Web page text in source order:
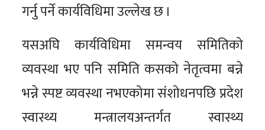
गर्नु पर्ने कार्यविधिमा उल्लेख छ ।
यसअघि कार्यविधिमा समन्वय समितिको
व्यवस्था भए पनि समिति कसको नेतृत्वमा बन्ने
भन्ने स्पष्ट व्यवस्था नभएकोमा संशोधनपछि प्रदेश
स्वास्थ्य मन्त्रालयअन्तर्गत स्वास्थ्य